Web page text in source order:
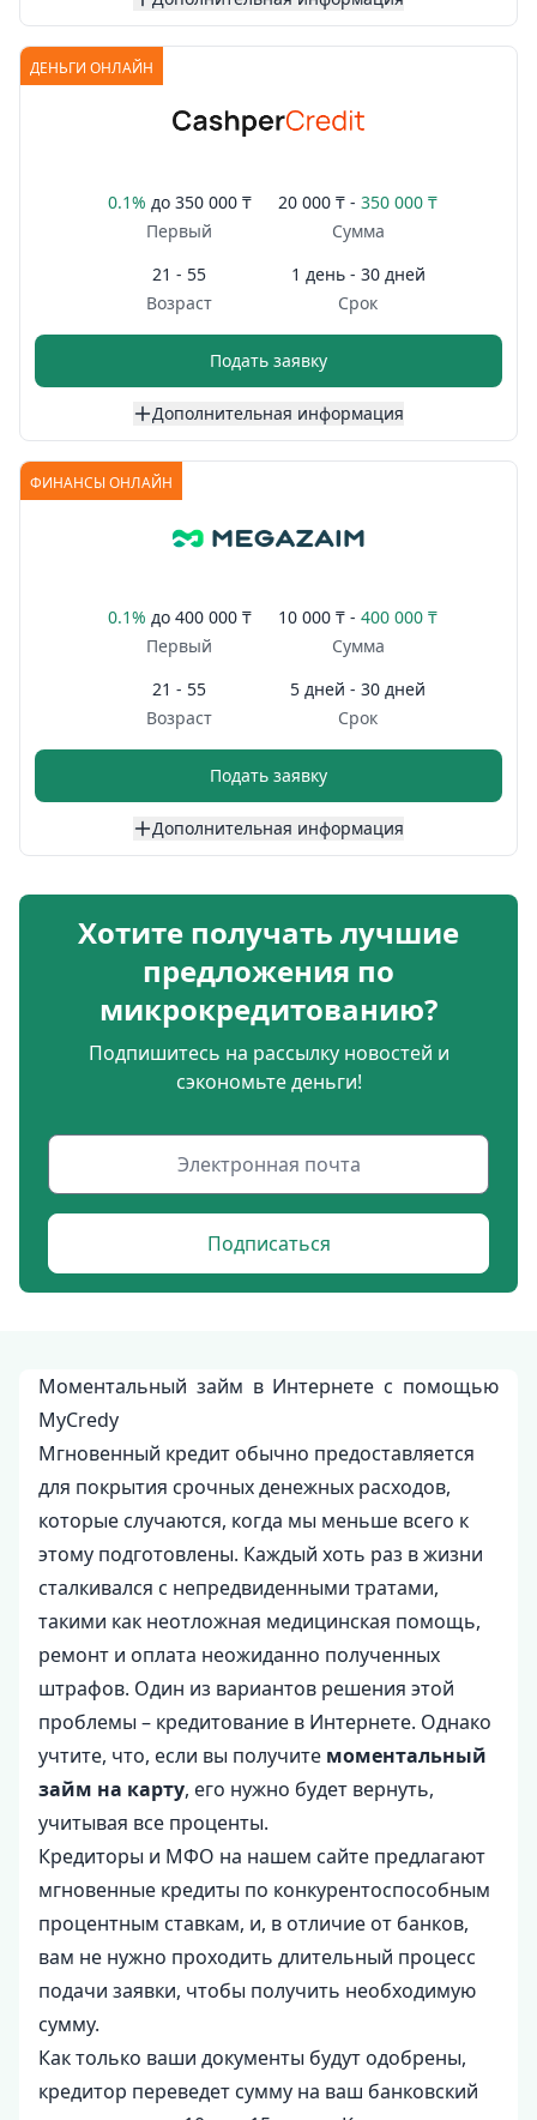
ДЕНЬГИ ОНЛАЙН
0.1% до 350 000 ₸
Первый
20 000 ₸ - 350 000 ₸
Сумма
21 - 55
Возраст
1 день - 30 дней
Срок
Подать заявку
Дополнительная информация
ФИНАНСЫ ОНЛАЙН
0.1% до 400 000 ₸
Первый
10 000 ₸ - 400 000 ₸
Сумма
21 - 55
Возраст
5 дней - 30 дней
Срок
Подать заявку
Дополнительная информация
Хотите получать лучшие
предложения по
микрокредитованию?
Подпишитесь на рассылку новостей и
сэкономьте деньги!
Подписаться
Моментальный займ в Интернете с помощью
MyCredy
Мгновенный кредит обычно предоставляется
для покрытия срочных денежных расходов,
которые случаются, когда мы меньше всего к
этому подготовлены. Каждый хоть раз в жизни
сталкивался с непредвиденными тратами,
такими как неотложная медицинская помощь,
ремонт и оплата неожиданно полученных
штрафов. Один из вариантов решения этой
проблемы – кредитование в Интернете. Однако
учтите, что, если вы получите моментальный
займ на карту, его нужно будет вернуть,
учитывая все проценты.
Кредиторы и МФО на нашем сайте предлагают
мгновенные кредиты по конкурентоспособным
процентным ставкам, и, в отличие от банков,
вам не нужно проходить длительный процесс
подачи заявки, чтобы получить необходимую
сумму.
Как только ваши документы будут одобрены,
кредитор переведет сумму на ваш банковский